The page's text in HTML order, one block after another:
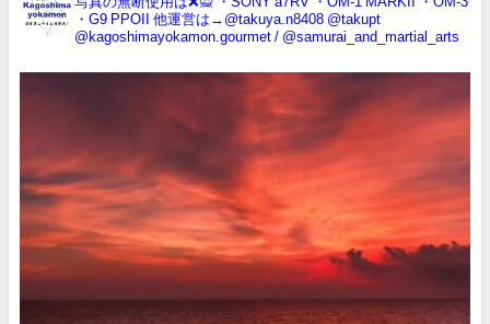
・G9 PPOII
他運営は→@takuya.n8408 @takupt
@kagoshimayokamon.gourmet / @samurai_and_martial_arts